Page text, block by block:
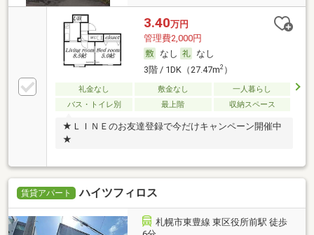
3.40万円
管理費2,000円
なし
なし
3階 / 1DK（27.47m2）
礼金なし 敷金なし
一人暮らし
バス・トイレ別
最上階 収納スペース
★ＬＩＮＥのお友達登録で今だけキャンペーン開催中
★
賃貸アパート ハイツフィロス
札幌市東豊線 東区役所前駅 徒歩